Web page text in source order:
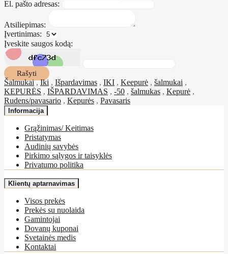
El. pašto adresas:
Atsiliepimas:
Įvertinimas:
Įveskite saugos kodą:
Rašyti
Šalmukai,Iki , Išpardavimas , IKI , Keepurė , šalmukai ,
KEPURĖS , IŠPARDAVIMAS , -50 , šalmukas , Kepurė ,
Rudens/pavasario , Kepurės , Pavasaris
Informacija
Grąžinimas/ Keitimas
Pristatymas
Audinių savybės
Pirkimo sąlygos ir taisyklės
Privatumo politika
Klientų aptarnavimas
Visos prekės
Prekės su nuolaida
Gamintojai
Dovanų kuponai
Svetainės medis
Kontaktai